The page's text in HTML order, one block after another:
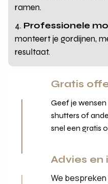
ramen.
Professionele
monteert je gordijnen,
resultaat.
Gratis
Geef je
shutters of
snel een gratis
Advies en
We